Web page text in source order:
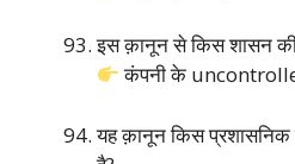
इस क़ानून से किस शासन की
कंपनी के
यह क़ानून किस